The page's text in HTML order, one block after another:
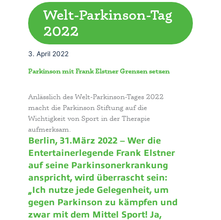
Welt-Parkinson-Tag
2022
3. April 2022
Parkinson mit Frank Elstner Grenzen setzen
Anlässlich des Welt-Parkinson-Tages 2022
macht die Parkinson Stiftung auf die
Wichtigkeit von Sport in der Therapie
aufmerksam.
Berlin, 31.März 2022 – Wer die
Entertainerlegende Frank Elstner
auf seine Parkinsonerkrankung
anspricht, wird überrascht sein:
„Ich nutze jede Gelegenheit, um
gegen Parkinson zu kämpfen und
zwar mit dem Mittel Sport! Ja,